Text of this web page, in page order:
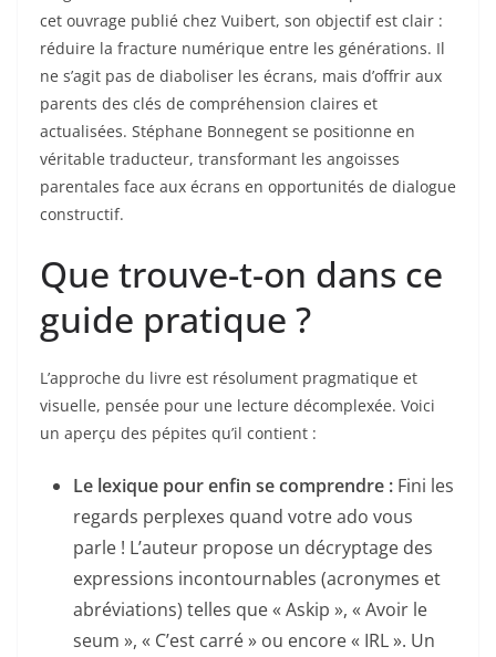
cet ouvrage publié chez Vuibert, son objectif est clair :
réduire la fracture numérique entre les générations. Il
ne s’agit pas de diaboliser les écrans, mais d’offrir aux
parents des clés de compréhension claires et
actualisées. Stéphane Bonnegent se positionne en
véritable traducteur, transformant les angoisses
parentales face aux écrans en opportunités de dialogue
constructif.
Que trouve-t-on dans ce
guide pratique ?
L’approche du livre est résolument pragmatique et
visuelle, pensée pour une lecture décomplexée. Voici
un aperçu des pépites qu’il contient :
Le lexique pour enfin se comprendre : Fini les
regards perplexes quand votre ado vous
parle ! L’auteur propose un décryptage des
expressions incontournables (acronymes et
abréviations) telles que « Askip », « Avoir le
seum », « C’est carré » ou encore « IRL ». Un